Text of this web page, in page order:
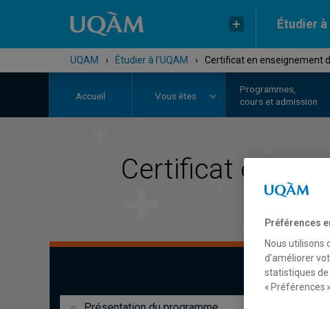
Étudier à
UQAM › Étudier à l'UQAM › Certificat en enseignement
Accueil Vous êtes
Programmes,
cours et admission
Certificat en
Préférences
Nous utilisons
d’améliorer
statistiques
« Préférences ».